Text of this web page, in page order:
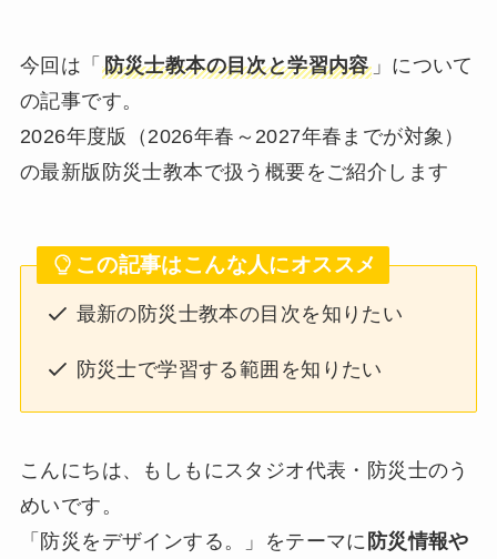
今回は「 防災士教本の目次と学習内容」について
の記事です。
2026年度版（2026年春～2027年春までが対象）
の最新版防災士教本で扱う概要をご紹介します
この記事はこんな人にオススメ
最新の防災士教本の目次を知りたい
防災士で学習する範囲を知りたい
こんにちは、もしもにスタジオ代表・防災士のう
めいです。
「防災をデザインする。」をテーマに 防災情報や